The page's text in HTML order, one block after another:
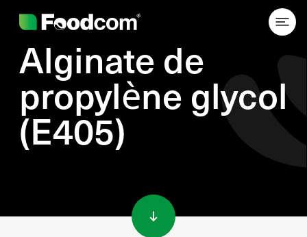
Alginate de
propylène glycol
(E405)